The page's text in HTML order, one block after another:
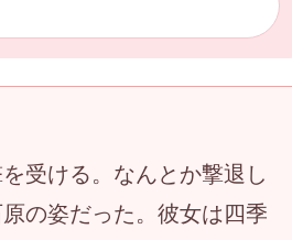
受ける。なんとか撃退し
の姿だった。彼女は四季